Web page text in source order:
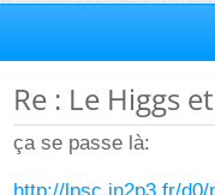
Re : Le Higgs
ça se passe là: